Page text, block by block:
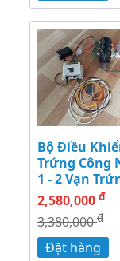
Bộ Điều
Trứng Công
1 - 2 Vạn
2,580,000 đ
3,380,000đ
Đặt hàng